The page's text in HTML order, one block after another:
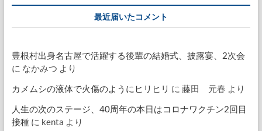
最近届いたコメント
豊根村出身名古屋で活躍する後輩の結婚式、披露宴、2次会
に なかみつ より
カメムシの液体で火傷のようにヒリヒリ に 藤田 元春 より
人生の次のステージ、40周年の本日はコロナワクチン2回目
接種に kenta より